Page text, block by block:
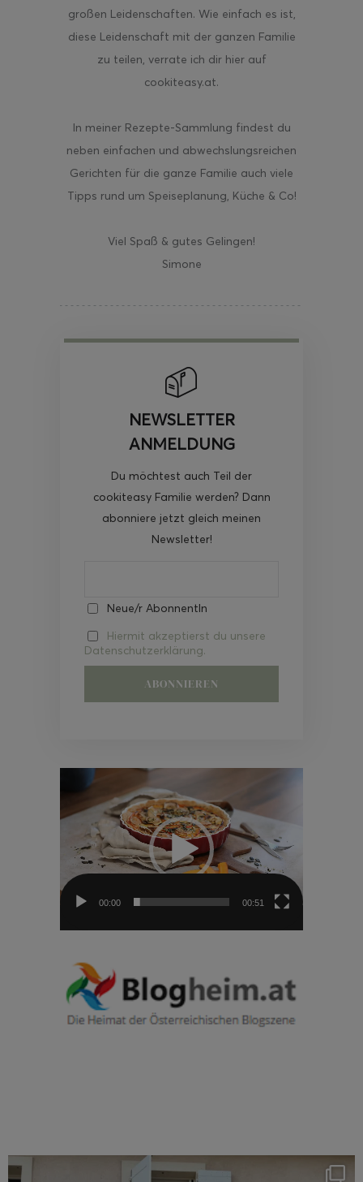
großen Leidenschaften. Wie einfach es ist,
diese Leidenschaft mit der ganzen Familie
zu teilen, verrate ich dir hier auf
cookiteasy.at.
In meiner Rezepte-Sammlung findest du
neben einfachen und abwechslungsreichen
Gerichten für die ganze Familie auch viele
Tipps rund um Speiseplanung, Küche & Co!
Viel Spaß & gutes Gelingen!
Simone
NEWSLETTER
ANMELDUNG
Du möchtest auch Teil der
cookiteasy Familie werden? Dann
abonniere jetzt gleich meinen
Newsletter!
Neue/r AbonnentIn
Hiermit akzeptierst du unsere
Datenschutzerklärung.
Video-
00:00 00:51